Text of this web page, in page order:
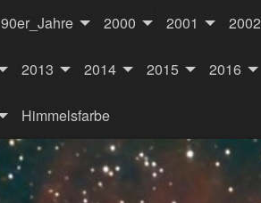
90er_Jahre 2000 2001 2002
2013 2014 2015 2016
Himmelsfarbe